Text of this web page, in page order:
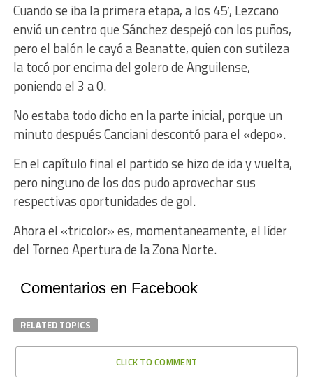
Cuando se iba la primera etapa, a los 45′, Lezcano
envió un centro que Sánchez despejó con los puños,
pero el balón le cayó a Beanatte, quien con sutileza
la tocó por encima del golero de Anguilense,
poniendo el 3 a 0.
No estaba todo dicho en la parte inicial, porque un
minuto después Canciani descontó para el «depo».
En el capítulo final el partido se hizo de ida y vuelta,
pero ninguno de los dos pudo aprovechar sus
respectivas oportunidades de gol.
Ahora el «tricolor» es, momentaneamente, el líder
del Torneo Apertura de la Zona Norte.
Comentarios en Facebook
RELATED TOPICS
CLICK TO COMMENT